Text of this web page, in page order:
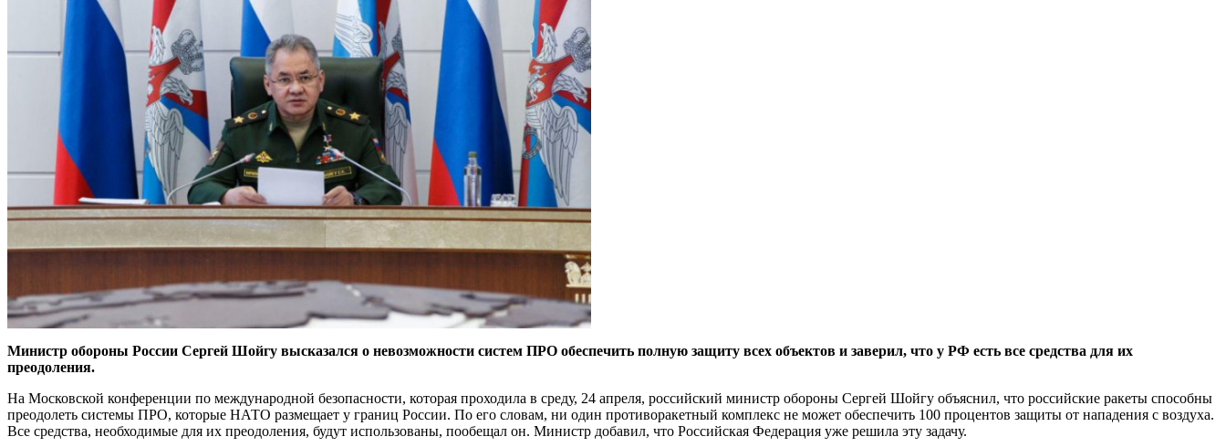
Министр обороны России Сергей Шойгу высказался о невозможности систем ПРО обеспечить полную защиту всех объектов и заверил, что у РФ есть все средства для их
преодоления.
На Московской конференции по международной безопасности, которая проходила в среду, 24 апреля, российский министр обороны Сергей Шойгу объяснил, что российские ракеты способны
преодолеть системы ПРО, которые НАТО размещает у границ России. По его словам, ни один противоракетный комплекс не может обеспечить 100 процентов защиты от нападения с воздуха.
Все средства, необходимые для их преодоления, будут использованы, пообещал он. Министр добавил, что Российская Федерация уже решила эту задачу.